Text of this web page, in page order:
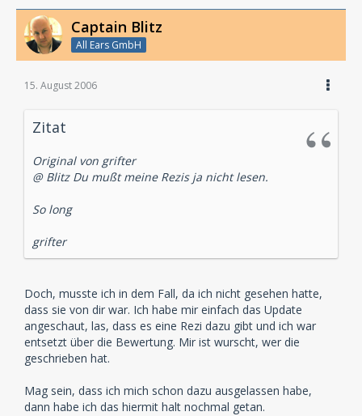
Captain Blitz
All Ears GmbH
15. August 2006
Zitat
Original von grifter
@ Blitz Du mußt meine Rezis ja nicht lesen.
So long
grifter
Doch, musste ich in dem Fall, da ich nicht gesehen hatte,
dass sie von dir war. Ich habe mir einfach das Update
angeschaut, las, dass es eine Rezi dazu gibt und ich war
entsetzt über die Bewertung. Mir ist wurscht, wer die
geschrieben hat.
Mag sein, dass ich mich schon dazu ausgelassen habe,
dann habe ich das hiermit halt nochmal getan.